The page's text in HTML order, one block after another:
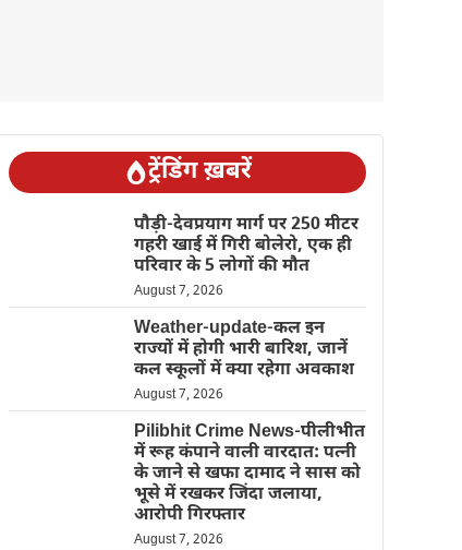
ट्रेंडिंग ख़बरें
पौड़ी-देवप्रयाग मार्ग पर 250 मीटर
गहरी खाई में गिरी बोलेरो, एक ही
परिवार के 5 लोगों की मौत
August 7, 2026
Weather-update-कल इन
राज्यों में होगी भारी बारिश, जानें
कल स्कूलों में क्या रहेगा अवकाश
August 7, 2026
Pilibhit Crime News-पीलीभीत
में रूह कंपाने वाली वारदात: पत्नी
के जाने से खफा दामाद ने सास को
भूसे में रखकर जिंदा जलाया,
आरोपी गिरफ्तार
August 7, 2026